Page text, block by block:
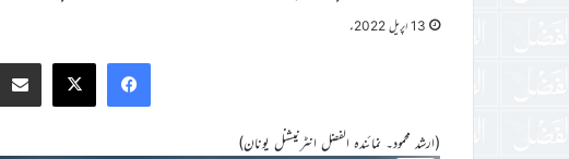
13 اپریل 2022ء
Facebook
X
(ارشد محمود۔ نمائندہ الفضل انٹرنیشنل یونان)